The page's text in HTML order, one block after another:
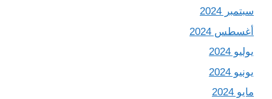
سبتمبر 2024
أغسطس 2024
يوليو 2024
يونيو 2024
مايو 2024